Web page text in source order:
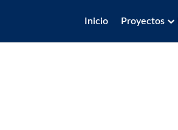
Inicio Proyectos